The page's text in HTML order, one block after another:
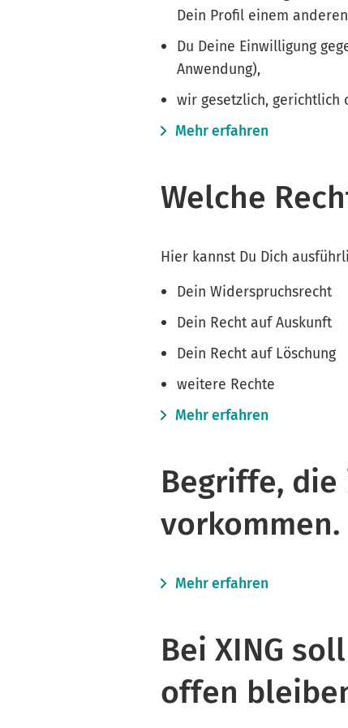
Dein Profil einem
Du Deine Einwilligung
Anwendung),
wir gesetzlich,
Mehr erfahren
Welche
Hier kannst Du Dich
Dein Widerspruchsrecht
Dein Recht auf Auskunft
Dein Recht auf Löschung
weitere Rechte
Mehr erfahren
Begriffe,
vorkommen.
Mehr erfahren
Bei XING
offen